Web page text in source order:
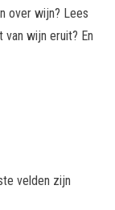
over wijn? Lees
wijn eruit? En
velden zijn